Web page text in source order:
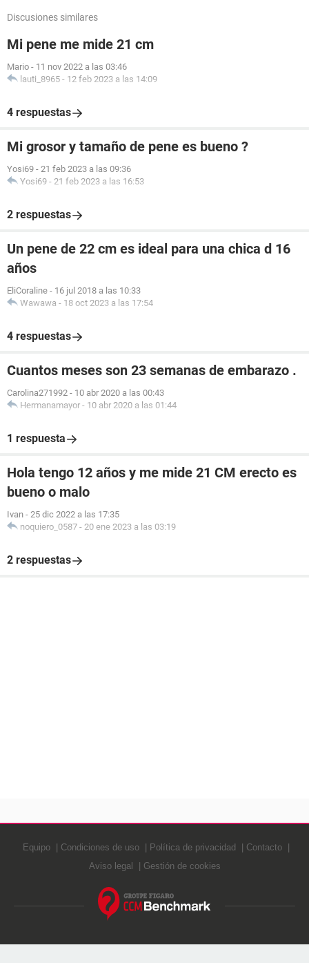
Discusiones similares
Mi pene me mide 21 cm
Mario - 11 nov 2022 a las 03:46
lauti_8965 - 12 feb 2023 a las 14:09
4 respuestas
Mi grosor y tamaño de pene es bueno ?
Yosi69 - 21 feb 2023 a las 09:36
Yosi69 - 21 feb 2023 a las 16:53
2 respuestas
Un pene de 22 cm es ideal para una chica d 16
años
EliCoraline - 16 jul 2018 a las 10:33
Wawawa - 18 oct 2023 a las 17:54
4 respuestas
Cuantos meses son 23 semanas de embarazo .
Carolina271992 - 10 abr 2020 a las 00:43
Hermanamayor - 10 abr 2020 a las 01:44
1 respuesta
Hola tengo 12 años y me mide 21 CM erecto es
bueno o malo
Ivan - 25 dic 2022 a las 17:35
noquiero_0587 - 20 ene 2023 a las 03:19
2 respuestas
Equipo Condiciones de uso Política de privacidad
Contacto
Aviso legal
Gestión de cookies